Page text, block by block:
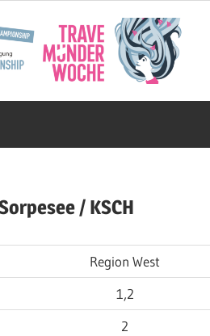
Deutsche
RS
Aero
e.V.
/ KSCH
Region West
1,2
2